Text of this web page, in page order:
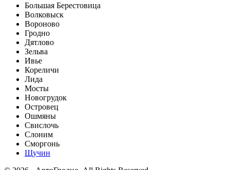
Большая Берестовица
Волковыск
Вороново
Гродно
Дятлово
Зельва
Ивье
Кореличи
Лида
Мосты
Новогрудок
Островец
Ошмяны
Свислочь
Слоним
Сморгонь
Щучин